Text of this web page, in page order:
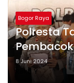
Bogor Raya
Polresta
8 Juni 2024
Rekti Y